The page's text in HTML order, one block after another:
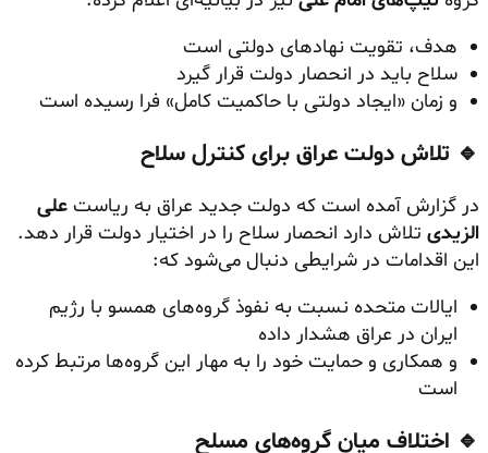
هدف، تقویت نهادهای دولتی است
سلاح باید در انحصار دولت قرار گیرد
و زمان «ایجاد دولتی با حاکمیت کامل» فرا رسیده است
🔹 تلاش دولت عراق برای کنترل سلاح
در گزارش آمده است که دولت جدید عراق به ریاست علی
الزیدی تلاش دارد انحصار سلاح را در اختیار دولت قرار دهد.
این اقدامات در شرایطی دنبال می‌شود که:
ایالات متحده نسبت به نفوذ گروه‌های همسو با رژیم
ایران در عراق هشدار داده
و همکاری و حمایت خود را به مهار این گروه‌ها مرتبط کرده
است
🔹 اختلاف میان گروه‌های مسلح